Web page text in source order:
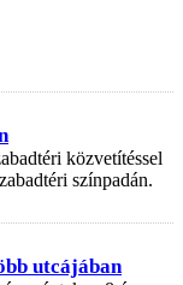
közvetítéssel
színpadán.
utcájában